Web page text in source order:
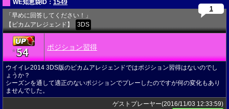
WE知恵袋ID： 1549
「早めに回答してください！」
【ビカムアレジェンド】
3DS
1
★54 ポジション習得
ウイイレ2014 3DS版のビカムアレジェンドではポジション習得はないのでし
ょうか？
シーズンを通して適正のないポジションでプレーしたのですが何の変化もあり
ませんでした。
ゲストプレーヤー(2016/11/03 12:33:59)